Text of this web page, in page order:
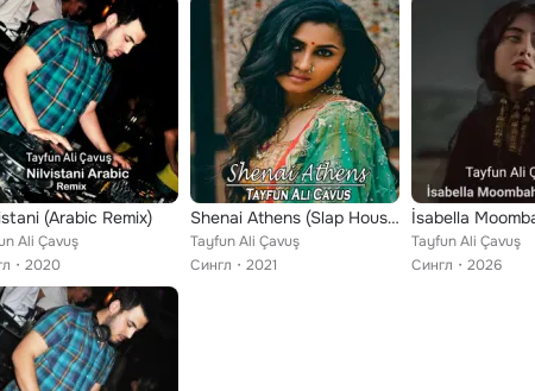
(Arabic Remix)
Ali Çavuş
2020
Shenai Athens (Slap House Remix)
Tayfun Ali Çavuş
Сингл
2021
Tayfun Ali Çavuş
Сингл
2026